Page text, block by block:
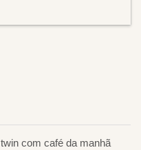
com café da manhã